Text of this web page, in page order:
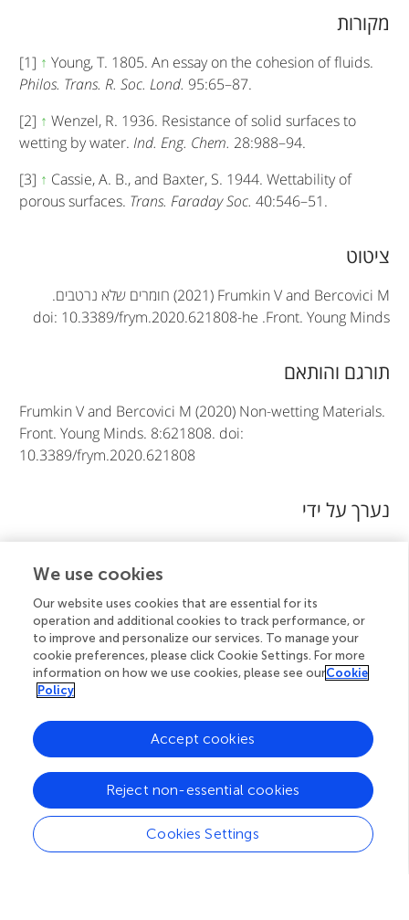
מקורות
[1] ↑ Young, T. 1805. An essay on the cohesion of fluids.
Philos. Trans. R. Soc. Lond. 95:65–87.
[2] ↑ Wenzel, R. 1936. Resistance of solid surfaces to
wetting by water.Ind. Eng. Chem. 28:988–94.
[3] ↑ Cassie, A. B., and Baxter, S. 1944. Wettability of
porous surfaces.Trans. Faraday Soc. 40:546–51.
A
r
t
c
n
f
ציטוט
(2021) Frumkin V and Bercovici Mחומרים שלא נרטבים.
Front. Young Minds
.
doi: 10.3389/frym.2020.621808-he
תורגם והותאם
Frumkin V and Bercovici M (2020) Non-wetting Materials.
Front. Young Minds. 8:621808. doi:
10.3389/frym.2020.621808
נערך על ידי
Idan Segev
מנחים מדעיים
Idan Segev
פורסם אונליין: 22 ביוני, 2021.
Copyright © 2020 © 2021 Frumkin and Bercovici
זהו מאמר בגישה פתוחה שמופץ תחת תנאי רישיון
We use cookies
Our website uses cookies that are essential for its
operation and additional cookies to track performance, or
to improve and personalize our services. To manage your
cookie preferences, please click Cookie Settings. For more
information on how we use cookies, please see ourCookie
Policy
Cookies Settings
Reject non-essential cookies
Accept cookies